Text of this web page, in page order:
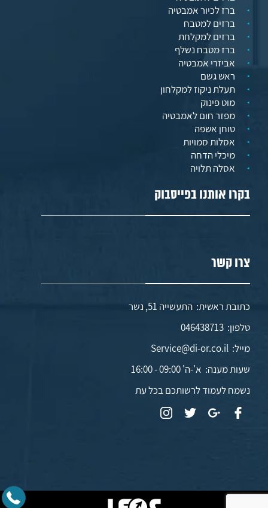
ברז לכיור אמבטיה
ברזים למטבח
ברזים למקלחת
ברז מטבח נשלף
אביזרי אמבטיה
ראש גשם
תעלת ניקוז למקלחון
מוט פינוק
מפזר חום לאמבטיה
טוחן אשפה
אסלות סמויות
מיכלי הדחה
אסלה תלויה
בקרו אותנו בפייסבוק
צרו קשר
כתובת ראשית: התעשייה 51, נשר
טלפון:046438713
מייל:Service@di-or.co.il
שעות מענה: א'-ה' 09:00 - 16:00
נשמח לעמוד לרשותכם בכל עת